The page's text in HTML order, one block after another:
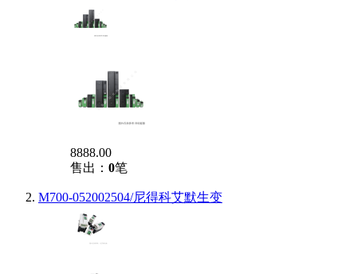
8888.00
售出： 0笔
M700-052002504/尼得科艾默生变